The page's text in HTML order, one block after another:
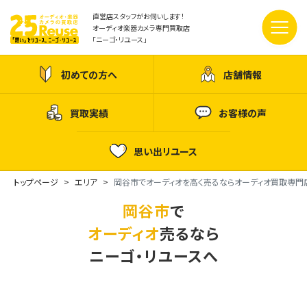
直営店スタッフがお伺いします！
オーディオ楽器カメラ専門買取店
「ニーゴ・リユース」
初めての方へ 店舗情報
買取実績 お客様の声
思い出リユース
トップページ エリア 岡谷市でオーディオを高く売るならオーディオ買取専門
岡谷市で
オーディオ売るなら
ニーゴ・リユースへ